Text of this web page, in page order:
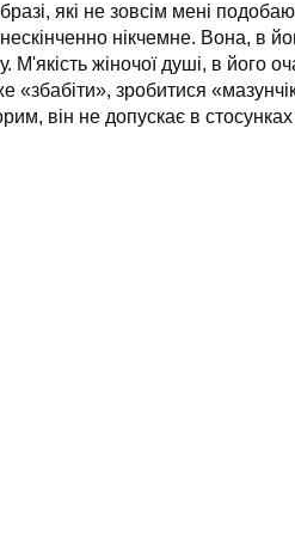
які не зовсім мені
нікчемне. Вона, в
М'якість жіночої душі, в його
зробитися
він не допускає в